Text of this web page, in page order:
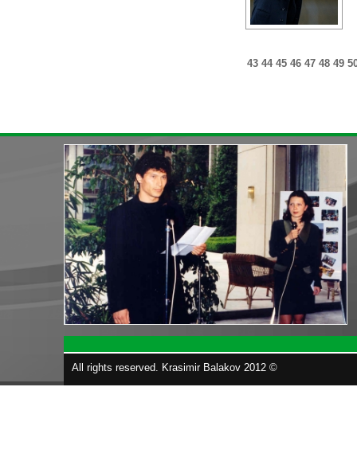
43 44 45 46 47 48 49
All rights reserved. Krasimir Balakov 2012 ©